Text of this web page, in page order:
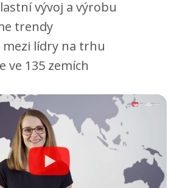
vývoj a výrobu
trendy
mezi lídry na trhu
ve 135 zemích